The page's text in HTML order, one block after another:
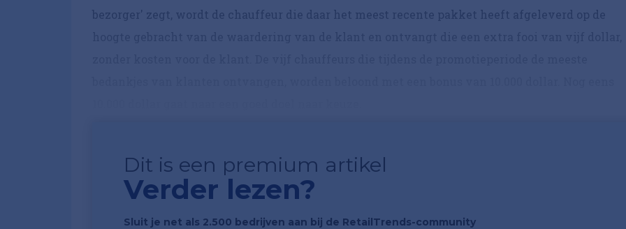
bezorger' zegt, wordt de chauffeur die daar het meest recente pakket heeft afgeleverd op de
Dit is een premium artikel
Verder lezen?
Sluit je net als 2.500 bedrijven aan bij de RetailTrends-community